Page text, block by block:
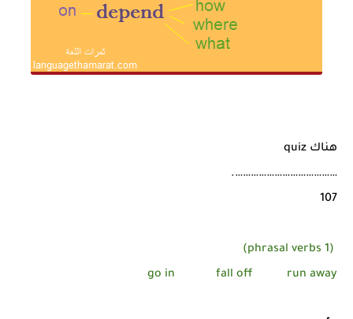
هناك quiz
………………………………….
107
(phrasal verbs 1)
go in
fall off run away